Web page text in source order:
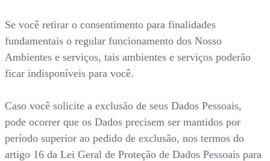
Se você retirar o consentimento para finalidades
fundamentais o regular funcionamento dos Nosso
Ambientes e serviços, tais ambientes e serviços poderão
ficar indisponíveis para você.
Caso você solicite a exclusão de seus Dados Pessoais,
pode ocorrer que os Dados precisem ser mantidos por
período superior ao pedido de exclusão, nos termos do
artigo 16 da Lei Geral de Proteção de Dados Pessoais para